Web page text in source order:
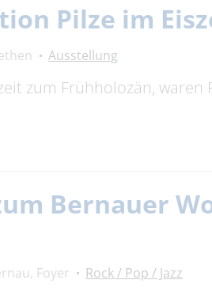
Pilze im
Ausstellung
zum Frühholozän,
Bernauer
Foyer Rock / Pop / Jazz